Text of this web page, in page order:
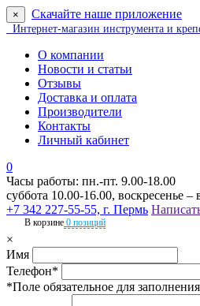
× Скачайте наше приложение
Интернет-магазин инструмента и
О компании
Новости и статьи
Отзывы
Доставка и оплата
Производители
Контакты
Личный кабинет
0
Часы работы: пн.-пт. 9.00-18.00
суббота 10.00-16.00, воскресенье –
+7 342 227-55-55, г. Пермь
В корзине 0 позиций
×
Имя
Телефон*
*Поле обязательное для заполнения